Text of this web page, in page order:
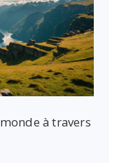
à travers